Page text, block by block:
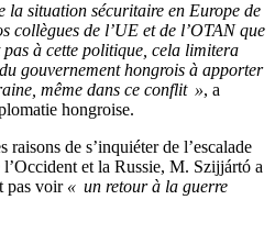
la situation sécuritaire en Europe de
collègues de l’UE et de l’OTAN que
à cette politique, cela limitera
gouvernement hongrois à apporter
même dans ce conflit », a
hongroise.
raisons de s’inquiéter de l’escalade
et la Russie, M. Szijjártó a
pas voir « un retour à la guerre